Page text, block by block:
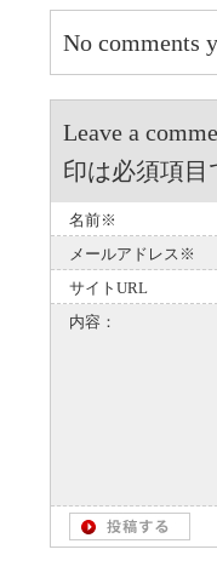
No comments
Leave a
印は必須項目
名前※
メールアドレス※
サイトURL
内容：